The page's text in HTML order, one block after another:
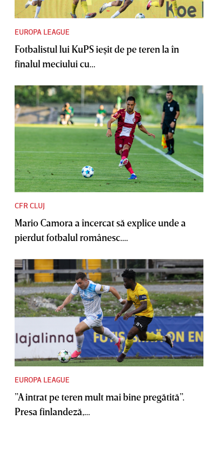
EUROPA LEAGUE
Fotbalistul lui KuPS ieşit de pe teren la în
finalul meciului cu...
CFR CLUJ
Mario Camora a încercat să explice unde a
pierdut fotbalul românesc....
EUROPA LEAGUE
”A intrat pe teren mult mai bine pregătită”.
Presa finlandeză,...